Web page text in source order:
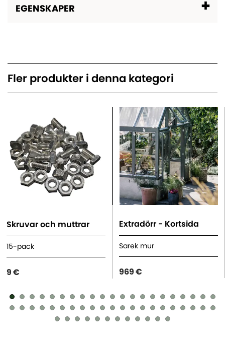
EGENSKAPER
Fler produkter i denna kategori
Skruvar och muttrar
15-pack
9 €
Extradörr - Kortsida
Sarek mur
969 €